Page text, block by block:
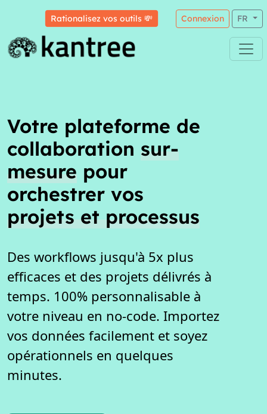
Rationalisez vos outils 💸 Connexion FR
Votre plateforme de
collaboration sur-
mesure pour
orchestrer vos
projets et processus
Des workflows jusqu'à 5x plus
efficaces et des projets délivrés à
temps. 100% personnalisable à
votre niveau en no-code. Importez
vos données facilement et soyez
opérationnels en quelques
minutes.